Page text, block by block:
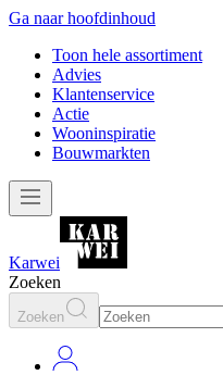
Ga naar hoofdinhoud
Toon hele assortiment
Advies
Klantenservice
Actie
Wooninspiratie
Bouwmarkten
Karwei
Zoeken
Zoeken